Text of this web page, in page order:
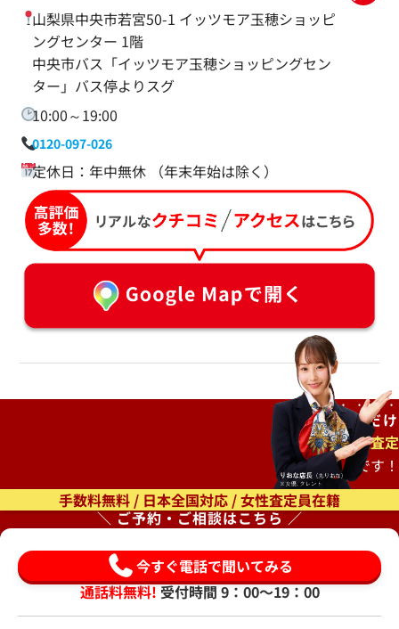
山梨県中央市若宮50-1 イッツモア玉穂ショッピ
ングセンター 1階
中央市バス「イッツモア玉穂ショッピングセン
ター」バス停よりスグ
10:00～19:00
0120-097-026
定休日：年中無休 （年末年始は除く）
ご自宅で待つだけ
出張査定
もオススメです！
手数料無料 / 日本全国対応 / 女性査定員在籍
＼ ご予約・ご相談はこちら ／
今すぐ電話で聞いてみる
通話料無料!受付時間 9：00〜19：00